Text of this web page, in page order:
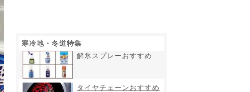
寒冷地・冬道特集
解氷スプレーおすすめ
タイヤチェーンおすすめ